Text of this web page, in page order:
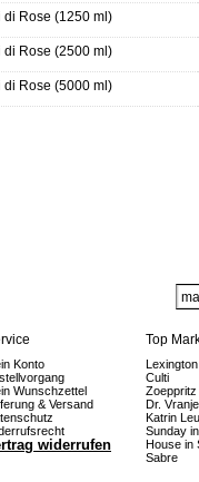
di Rose (1250 ml)
di Rose (2500 ml)
di Rose (5000 ml)
Konto
Wunschzettel
& Versand
widerrufen
Top
Lexington
Culti
Zoeppritz
Dr.
Katrin
Sunday
House in
Sabre